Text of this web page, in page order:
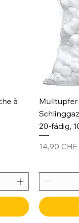
à
Mulltupfer
20-fädig,
Preis
14,90 CHF